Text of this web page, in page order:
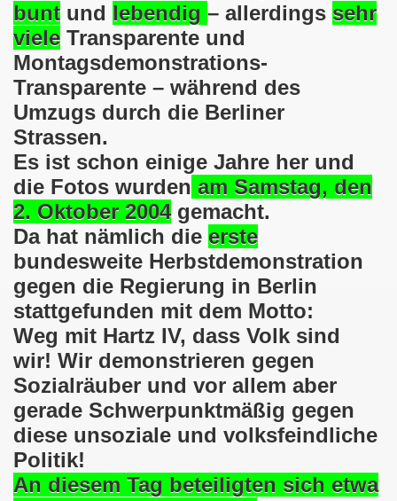
bunt und lebendig – allerdings sehr
viele Transparente und
Montagsdemonstrations-
Transparente – während des
Umzugs durch die Berliner
Strassen.
Es ist schon einige Jahre her und
die Fotos wurden am Samstag, den
2. Oktober 2004gemacht.
Da hat nämlich die erste
bundesweite Herbstdemonstration
gegen die Regierung in Berlin
stattgefunden mit dem Motto:
Weg mit Hartz IV, dass Volk sind
wir! Wir demonstrieren gegen
Sozialräuber und vor allem aber
gerade Schwerpunktmäßig gegen
diese unsoziale und volksfeindliche
Politik!
An diesem Tag beteiligten sich etwa
Gelsenkirchen-Buer mit der Sachkundeprüfung nach §
Bewegung steht mit voller Solidarität hinter Thomas
solidarisch mit Thomas Kistermann
Bewegung steht solidarisch am 17.07.2017 hinter
Emmerich, stellvertretender Bürgermeister von
Bewegung am 08.06.2026 hat stattgefunden am
Kathi“ am 11.05.2026 während der Kundgebung in
am 09.03.2026 verurteilt Nahostkrieg und
im neuen Jahr 2026 am 05.01.2026 mit dem
am 10.11.2025 auf der 793. Gelsenkirchener
zur Kommunalwahl am 14.09.2025 hier bei uns in
eine einzigartige Demonstration am 08.09.2025 hier bei
Gelsenkirchen am 08.09.2025 um 17.30 Uhr,